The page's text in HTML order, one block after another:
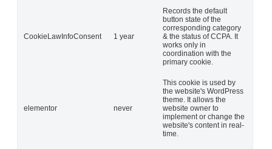
CookieLawInfoConsent 1 year
Records the default
button state of the
corresponding category
& the status of CCPA. It
works only in
coordination with the
primary cookie.
elementor never
This cookie is used by
the website's WordPress
theme. It allows the
website owner to
implement or change the
website's content in real-
time.